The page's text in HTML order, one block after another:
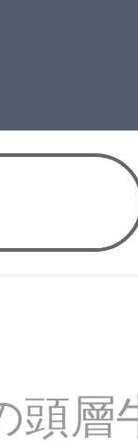
頭層